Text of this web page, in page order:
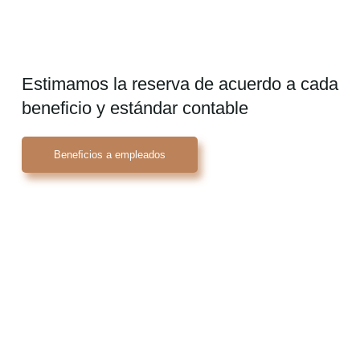
Estimamos la reserva de acuerdo a cada
beneficio y estándar contable
Beneﬁcios a empleados